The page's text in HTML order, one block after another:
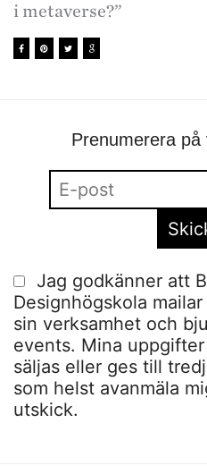
i metaverse?”
Prenumerera
Jag godkänner att
Designhögskola
sin verksamhet och
events. Mina
säljas eller ges till
som helst avanmäla
utskick.